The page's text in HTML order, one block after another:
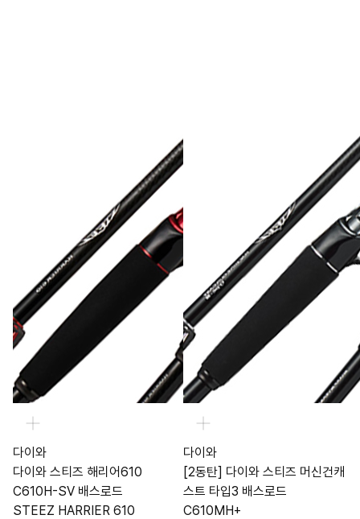
다이와
다이와 스티즈 해리어610
C610H-SV 배스로드
STEEZ HARRIER 610
다이와
[2동탄] 다이와 스티즈 머신건캐
스트 타입3 배스로드
C610MH+